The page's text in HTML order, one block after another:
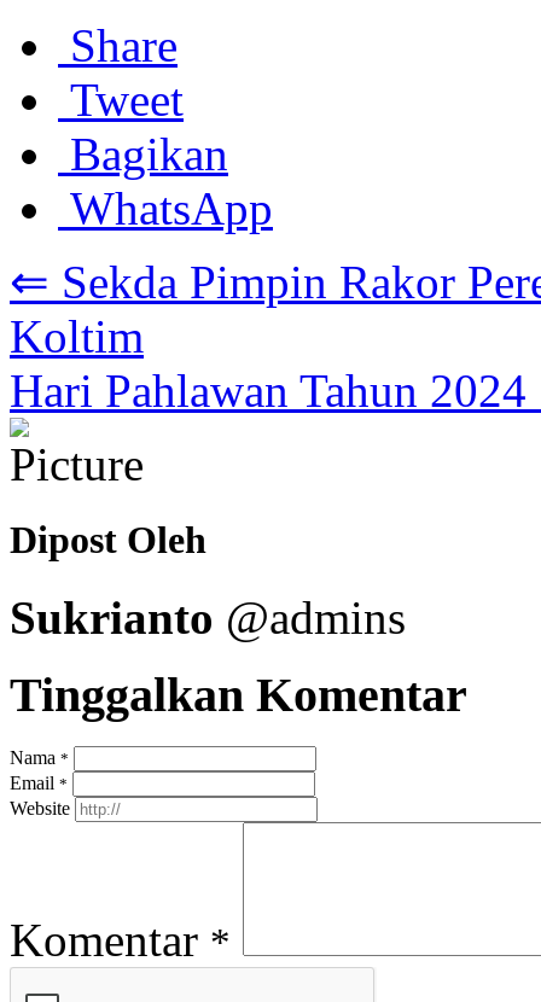
Share
Tweet
Bagikan
WhatsApp
⇐ Sekda Pimpin Rakor
Koltim
Hari Pahlawan Tahun
Dipost Oleh
Sukrianto @admins
Tinggalkan Komentar
Nama *
Email *
Website
Komentar *